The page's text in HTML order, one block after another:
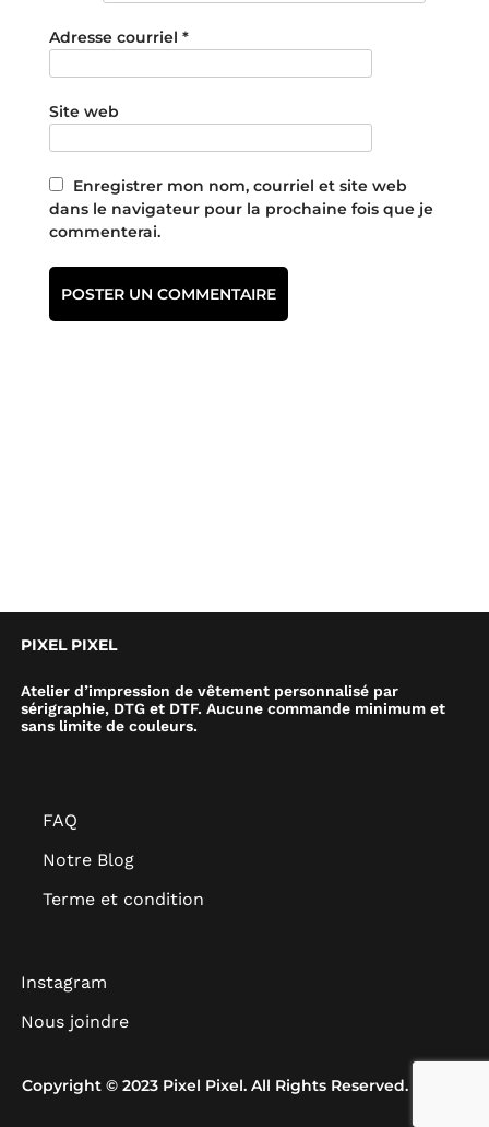
Adresse courriel *
Site web
Enregistrer mon nom, courriel et site web
dans le navigateur pour la prochaine fois que je
commenterai.
PIXEL PIXEL
Atelier d’impression de vêtement personnalisé par
sérigraphie, DTG et DTF. Aucune commande minimum et
sans limite de couleurs.
FAQ
Notre Blog
Terme et condition
Instagram
Nous joindre
Copyright © 2023 Pixel Pixel. All Rights Reserved.